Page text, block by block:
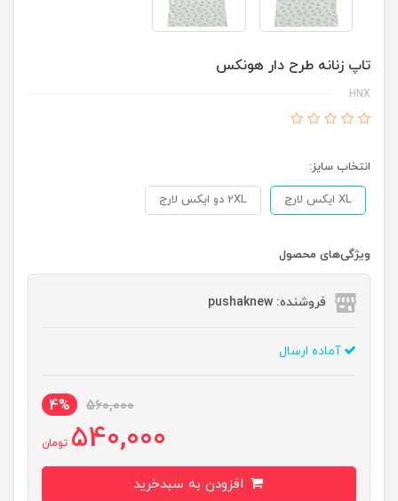
تاپ زنانه طرح دار هونکس
HNX
انتخاب سایز:
XL ایکس لارج 2XL دو ایکس لارج
ویژگی‌های محصول
فروشنده: pushaknew
آماده ارسال
560,000
4%
540,000 تومان